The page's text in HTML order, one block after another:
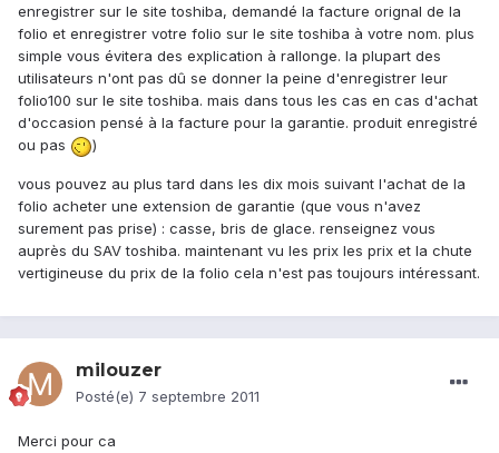
enregistrer sur le site toshiba, demandé la facture orignal de la
folio et enregistrer votre folio sur le site toshiba à votre nom. plus
simple vous évitera des explication à rallonge. la plupart des
utilisateurs n'ont pas dû se donner la peine d'enregistrer leur
folio100 sur le site toshiba. mais dans tous les cas en cas d'achat
d'occasion pensé à la facture pour la garantie. produit enregistré
ou pas
)
vous pouvez au plus tard dans les dix mois suivant l'achat de la
folio acheter une extension de garantie (que vous n'avez
surement pas prise) : casse, bris de glace. renseignez vous
auprès du SAV toshiba. maintenant vu les prix les prix et la chute
vertigineuse du prix de la folio cela n'est pas toujours intéressant.
milouzer
Posté(e) 7 septembre 2011
Merci pour ca